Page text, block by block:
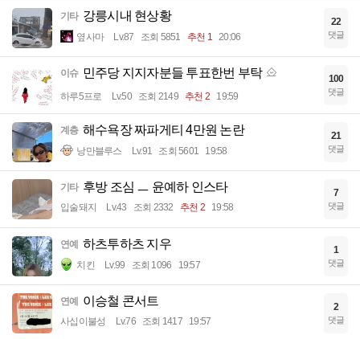
기타 강릉시내 현상황
옆사마 Lv.87 조회 5851 추천 1 20:06
22
댓글
이슈 민주당 지지자분들 투표한번 부탁
하루5프로 Lv.50 조회 2149 추천 2 19:59
100
댓글
계층 해수욕장 짜파게티 4만원 논란
낭만블루스 Lv.91 조회 5601 19:58
21
댓글
기타 후방 조심 ㅡ 윤예하 인스타
입술돼지 Lv.43 조회 2332 추천 2 19:58
7
댓글
연예 하츠투하츠 지우
치킨 Lv.99 조회 1096 19:57
1
댓글
연예 이승철 콘서트
사십이불성 Lv.76 조회 1417 19:57
2
댓글